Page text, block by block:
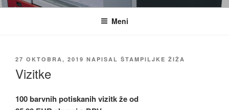
Meni
OBJAVLJENO
27 OKTOBRA, 2019 NAPISAL ŠTAMPILJKE ŽIŽA
Vizitke
100 barvnih potiskanih vizitk že od